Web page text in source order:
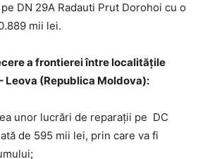
DN 29A Radauti Prut Dorohoi cu o
mii lei.
a frontierei între localitățile
Leova (Republica Moldova):
unor lucrări de reparații pe DC
de 595 mii lei, prin care va fi